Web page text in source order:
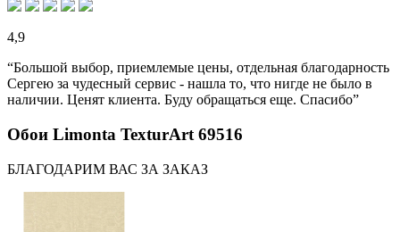
4,9
“Большой выбор, приемлемые цены, отдельная благодарность
Сергею за чудесный сервис - нашла то, что нигде не было в
наличии. Ценят клиента. Буду обращаться еще. Спасибо”
Обои Limonta TexturArt 69516
БЛАГОДАРИМ ВАС ЗА ЗАКАЗ